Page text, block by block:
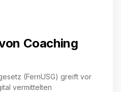
Coaching
(FernUSG) greift vor
vermittelten